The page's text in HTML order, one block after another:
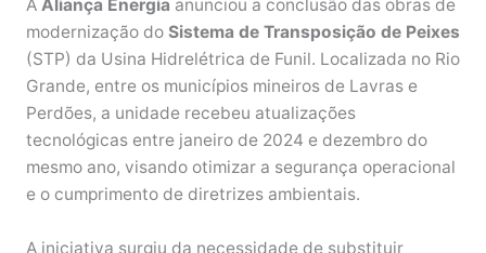
A Aliança Energia anunciou a conclusão das obras de
modernização do Sistema de Transposição de Peixes
(STP) da Usina Hidrelétrica de Funil. Localizada no Rio
Grande, entre os municípios mineiros de Lavras e
Perdões, a unidade recebeu atualizações
tecnológicas entre janeiro de 2024 e dezembro do
mesmo ano, visando otimizar a segurança operacional
e o cumprimento de diretrizes ambientais.
A iniciativa surgiu da necessidade de substituir